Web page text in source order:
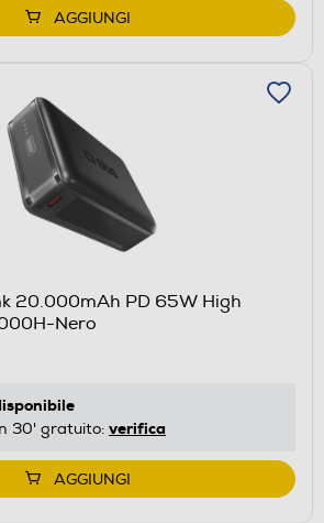
AGGIUNGI
20.000mAh PD 65W High
Nero
30' gratuito: verifica
AGGIUNGI